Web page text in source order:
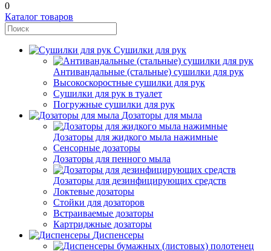
0
Каталог товаров
Сушилки для рук
Антивандальные (стальные) сушилки для рук
Высокоскоростные сушилки для рук
Сушилки для рук в туалет
Погружные сушилки для рук
Дозаторы для мыла
Дозаторы для жидкого мыла нажимные
Сенсорные дозаторы
Дозаторы для пенного мыла
Дозаторы для дезинфицирующих средств
Локтевые дозаторы
Стойки для дозаторов
Встраиваемые дозаторы
Картриджные дозаторы
Диспенсеры